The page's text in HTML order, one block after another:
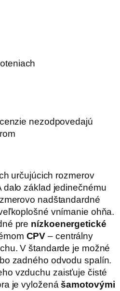
nezodpovedajú
určujúcich rozmerov
dalo základ jedinečnému
nadštandardné
vnímanie ohňa.
pre nízkoenergetické
CPV– centrálny
V štandarde je možné
zadného odvodu spalín.
vzduchu zaisťuje čisté
je vyloženášamotovými